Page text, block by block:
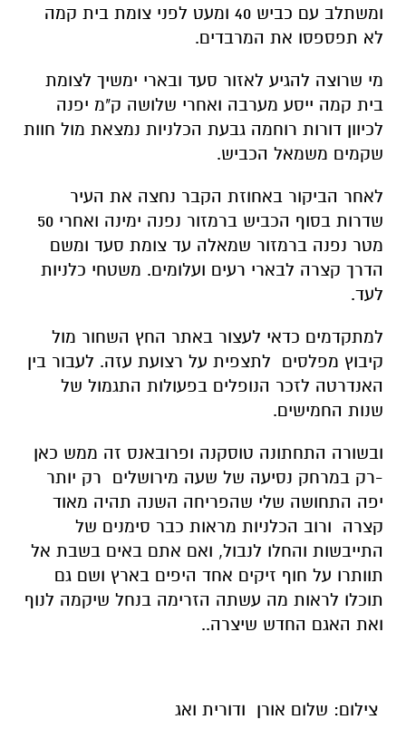
ומשתלב עם כביש 40 ומעט לפני צומת בית קמה
לא תפספסו את המרבדים.
מי שרוצה להגיע לאזור סעד ובארי ימשיך לצומת
בית קמה ייסע מערבה ואחרי שלושה ק"מ יפנה
לכיוון דורות רוחמה גבעת הכלניות נמצאת מול חוות
שקמים משמאל הכביש.
לאחר הביקור באחוזת הקבר נחצה את העיר
שדרות בסוף הכביש ברמזור נפנה ימינה ואחרי 50
מטר נפנה ברמזור שמאלה עד צומת סעד ומשם
הדרך קצרה לבארי רעים ועלומים. משטחי כלניות
לעד.
למתקדמים כדאי לעצור באתר החץ השחור מול
קיבוץ מפלסים לתצפית על רצועת עזה. לעבור בין
האנדרטה לזכר הנופלים בפעולות התגמול של
שנות החמישים.
ובשורה התחתונה טוסקנה ופרובאנס זה ממש כאן
-רק במרחק נסיעה של שעה מירושלים רק יותר
יפה התחושה שלי שהפריחה השנה תהיה מאוד
קצרה ורוב הכלניות מראות כבר סימנים של
התייבשות והחלו לנבול, ואם אתם באים בשבת אל
תוותרו על חוף זיקים אחד היפים בארץ ושם גם
תוכלו לראות מה עשתה הזרימה בנחל שיקמה לנוף
ואת האגם החדש שיצרה..
צילום: שלום אורן ודורית ואג